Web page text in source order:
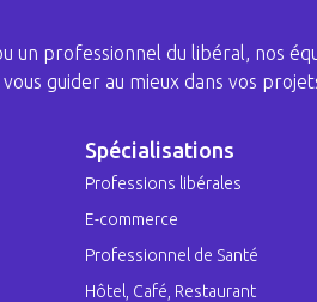
un professionnel du libéral, nos
guider au mieux dans vos
Spécialisations
Professions libérales
E-commerce
Professionnel de Santé
Hôtel, Café, Restaurant